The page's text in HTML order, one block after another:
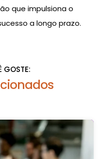
que impulsiona o
a longo prazo.
GOSTE: